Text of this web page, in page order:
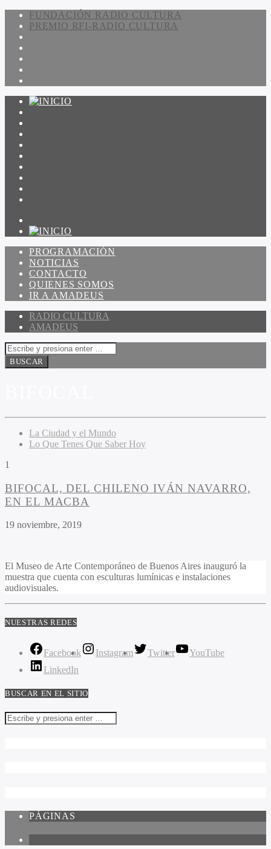
FUNDACIÓN RADIO CULTURA
PREMIO RFI-RADIO CULTURA
PROGRAMACIÓN
NOTICIAS
CONTACTO
QUIENES SOMOS
IR A AMADEUS
RADIO CULTURA
AMADEUS
La Ciudad y el Mundo
Lo Que Tenes Que Saber Hoy
1
BIFOCAL, DEL CHILENO IVÁN NAVARRO,
EN EL MACBA
19 noviembre, 2019
El Museo de Arte Contemporáneo de Buenos Aires inauguró la
muestra que cuenta con esculturas lumínicas e instalaciones
audiovisuales.
NUESTRAS REDES
Facebook Instagram Twitter
YouTube
LinkedIn
BUSCAR EN EL SITIO
PÁGINAS